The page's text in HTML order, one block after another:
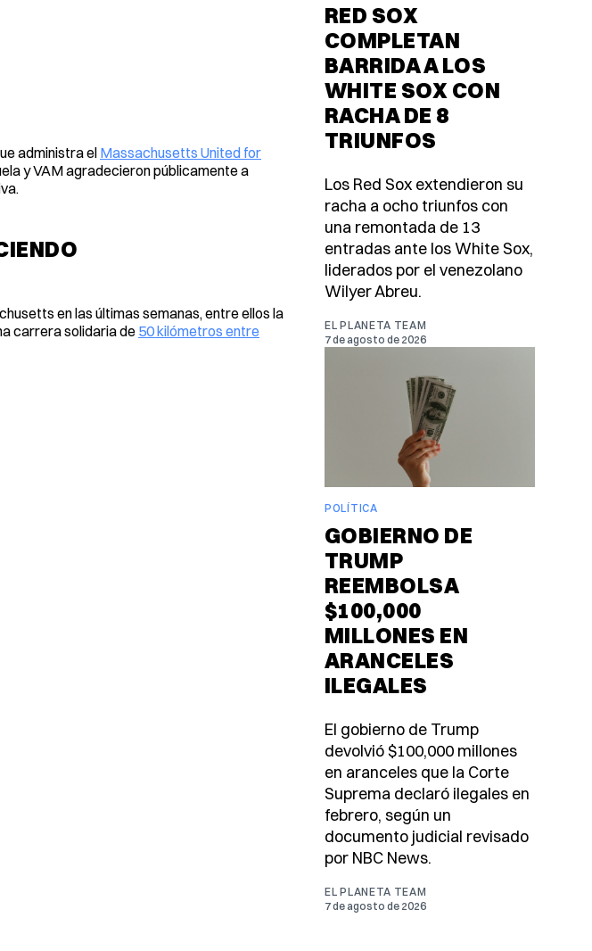
administra el Massachusetts United for
y VAM agradecieron públicamente a
en las últimas semanas, entre ellos la
carrera solidaria de50 kilómetros entre
RED SOX
COMPLETAN
BARRIDA A LOS
WHITE SOX CON
RACHA DE 8
TRIUNFOS
Los Red Sox extendieron su
racha a ocho triunfos con
una remontada de 13
entradas ante los White Sox,
liderados por el venezolano
Wilyer Abreu.
EL PLANETA TEAM
7 de agosto de 2026
POLÍTICA
GOBIERNO DE
TRUMP
REEMBOLSA
$100,000
MILLONES EN
ARANCELES
ILEGALES
El gobierno de Trump
devolvió $100,000 millones
en aranceles que la Corte
Suprema declaró ilegales en
febrero, según un
documento judicial revisado
por NBC News.
EL PLANETA TEAM
7 de agosto de 2026